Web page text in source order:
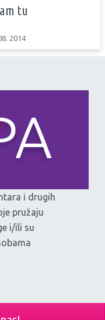
tu
2014
i drugih
pružaju
i/ili su